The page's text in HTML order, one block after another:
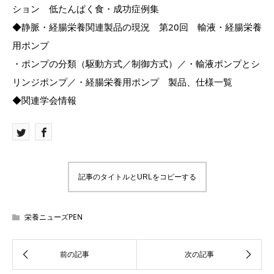
ション 低たんぱく食・成功症例集
◆静脈・経腸栄養関連製品の現況 第20回 輸液・経腸栄養
用ポンプ
・ポンプの分類（駆動方式／制御方式）／・輸液ポンプとシ
リンジポンプ／・経腸栄養用ポンプ 製品、仕様一覧
◆関連学会情報
記事のタイトルとURLをコピーする
栄養ニューズPEN